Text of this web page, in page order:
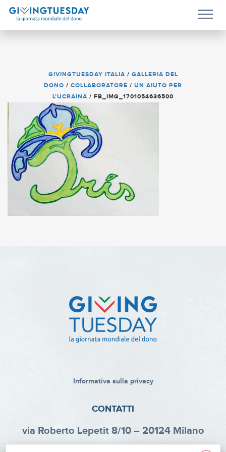
GIVINGTUESDAY ITALIA / GALLERIA DEL
DONO / COLLABORATORE / UN AIUTO PER
L’UCRAINA / FB_IMG_1701054636500
Informativa sulla privacy
CONTATTI
via Roberto Lepetit 8/10 – 20124 Milano